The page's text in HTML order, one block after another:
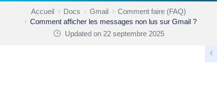
Accueil Docs Gmail
Comment faire (FAQ)
Comment afficher les messages non lus sur Gmail ?
Updated on 22 septembre 2025